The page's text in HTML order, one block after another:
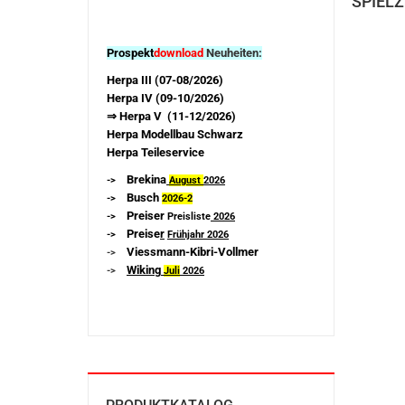
Prospektdownload Neuheiten:
Herpa III (07-08/2026)
Herpa IV (09-10/2026)
⇒ Herpa V (11-12/2026)
Herpa Modellbau Schwarz
Herpa Teileservice
-> Brekina August 2026
-> Busch 2026-2
-> Preiser Preisliste 2026
-> Preiser Frühjahr 2026
-> Viessmann-Kibri-Vollmer
-> Wiking Juli 2026